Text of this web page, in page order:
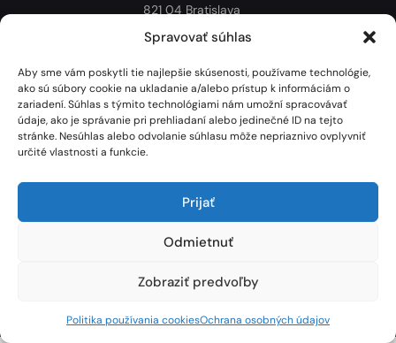
Spravovať súhlas
Aby sme vám poskytli tie najlepšie skúsenosti, používame technológie,
ako sú súbory cookie na ukladanie a/alebo prístup k informáciám o
zariadení. Súhlas s týmito technológiami nám umožní spracovávať
údaje, ako je správanie pri prehliadaní alebo jedinečné ID na tejto
stránke. Nesúhlas alebo odvolanie súhlasu môže nepriaznivo ovplyvniť
určité vlastnosti a funkcie.
Prijať
Odmietnuť
Zobraziť predvoľby
Politika používania cookiesOchrana osobných údajov
821 04 Bratislava
Slovenská republika
Politika používania cookies
Mapa
Lignotesting, a. s. © 2024 | Všetky práva vyhradené. | Vytvoril: Marek Heinfarth.